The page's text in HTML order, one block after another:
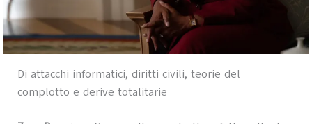
Di attacchi informatici, diritti civili, teorie del
complotto e derive totalitarie